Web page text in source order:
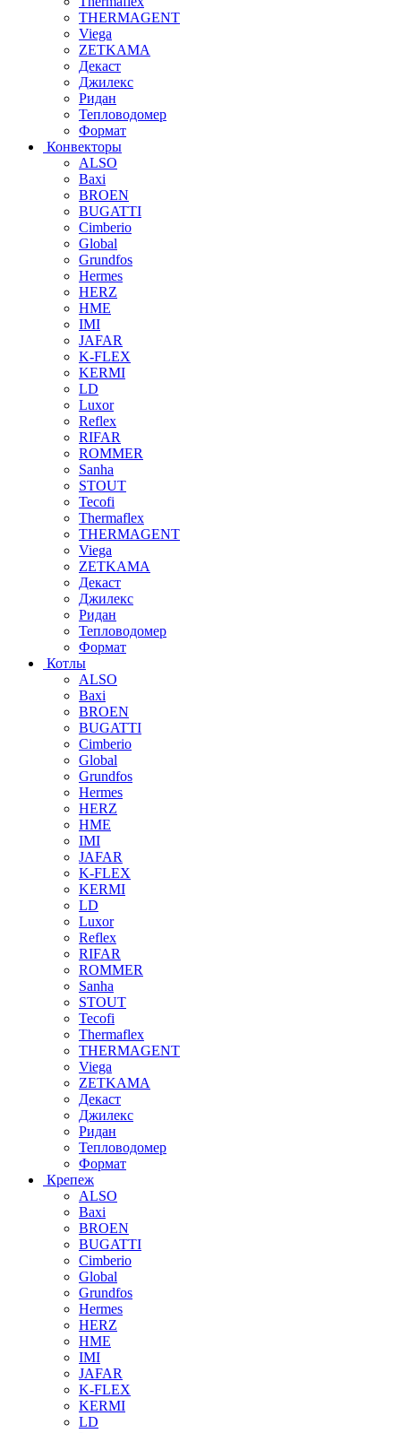
THERMAGENT
Viega
ZETKAMA
Декаст
Джилекс
Ридан
Тепловодомер
Формат
Конвекторы
ALSO
Baxi
BROEN
BUGATTI
Cimberio
Global
Grundfos
Hermes
HERZ
HME
IMI
JAFAR
K-FLEX
KERMI
LD
Luxor
Reflex
RIFAR
ROMMER
Sanha
STOUT
Tecofi
Thermaflex
THERMAGENT
Viega
ZETKAMA
Декаст
Джилекс
Ридан
Тепловодомер
Формат
Котлы
ALSO
Baxi
BROEN
BUGATTI
Cimberio
Global
Grundfos
Hermes
HERZ
HME
IMI
JAFAR
K-FLEX
KERMI
LD
Luxor
Reflex
RIFAR
ROMMER
Sanha
STOUT
Tecofi
Thermaflex
THERMAGENT
Viega
ZETKAMA
Декаст
Джилекс
Ридан
Тепловодомер
Формат
Крепеж
ALSO
Baxi
BROEN
BUGATTI
Cimberio
Global
Grundfos
Hermes
HERZ
HME
IMI
JAFAR
K-FLEX
KERMI
LD